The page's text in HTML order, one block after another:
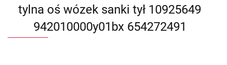
tylna oś wózek sanki tył 10925649
942010000y01bx 654272491